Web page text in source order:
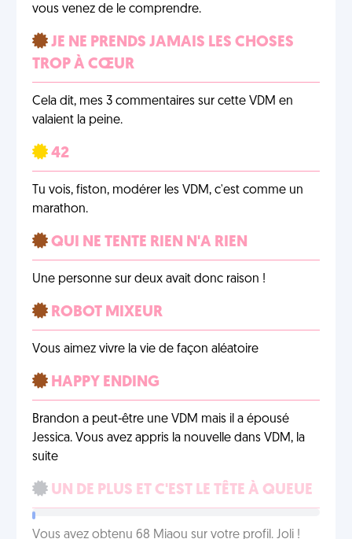
vous venez de le comprendre.
JE NE PRENDS JAMAIS LES CHOSES
TROP À CŒUR
Cela dit, mes 3 commentaires sur cette VDM en
valaient la peine.
42
Tu vois, fiston, modérer les VDM, c'est comme un
marathon.
QUI NE TENTE RIEN N'A RIEN
Une personne sur deux avait donc raison !
ROBOT MIXEUR
Vous aimez vivre la vie de façon aléatoire
HAPPY ENDING
Brandon a peut-être une VDM mais il a épousé
Jessica. Vous avez appris la nouvelle dans VDM, la
suite
UN DE PLUS ET C'EST LE TÊTE À QUEUE
Vous avez obtenu 68 Miaou sur votre profil. Joli !